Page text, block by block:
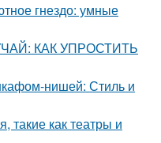
гнездо: умные
КАК УПРОСТИТЬ
нишей: Стиль и
такие как театры и